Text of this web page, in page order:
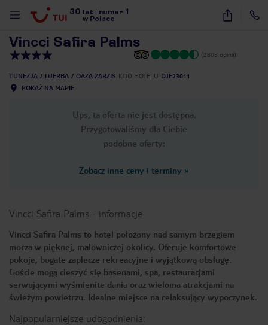
30 lat numer 1
w Polsce
42
Vincci Safira Palms
(2808 opinii)
TUNEZJA DJERBA OAZA ZARZIS KOD HOTELU DJE23011
POKAŻ NA MAPIE
Ups, ta oferta nie jest dostępna.
Przygotowaliśmy dla Ciebie
podobne oferty:
Zobacz inne ceny i terminy »
Vincci Safira Palms - informacje
Vincci Safira Palms to hotel położony nad samym brzegiem
morza w pięknej, malowniczej okolicy. Oferuje komfortowe
pokoje, bogate zaplecze rekreacyjne i wyjątkową obsługę.
Goście mogą cieszyć się basenami, spa, restauracjami
serwującymi wyśmienite dania oraz wieloma atrakcjami na
świeżym powietrzu. Idealne miejsce na relaksujący wypoczynek.
Najpopularniejsze udogodnienia: